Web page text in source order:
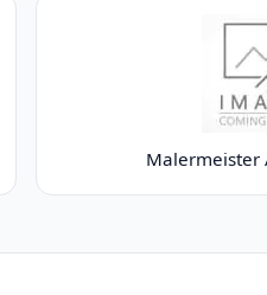
Malermeister